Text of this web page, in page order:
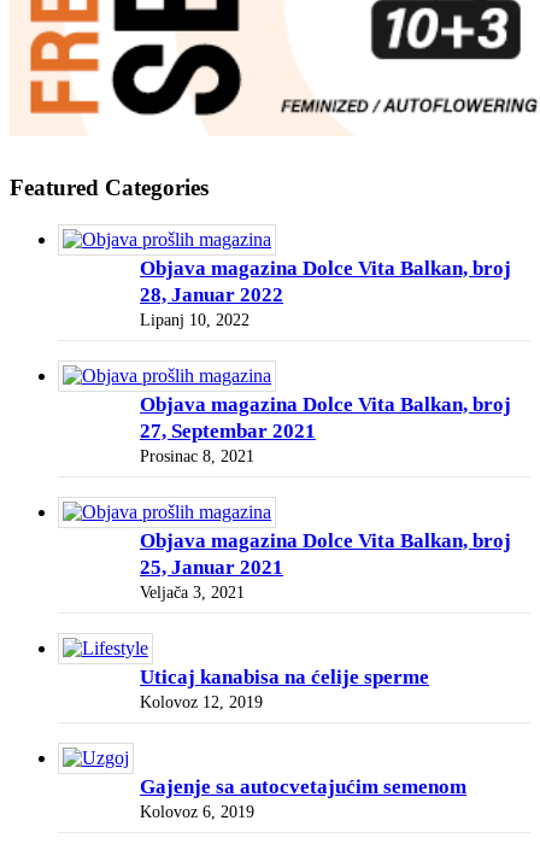
Featured Categories
Objava magazina Dolce Vita Balkan, broj
28, Januar 2022
Lipanj 10, 2022
Objava magazina Dolce Vita Balkan, broj
27, Septembar 2021
Prosinac 8, 2021
Objava magazina Dolce Vita Balkan, broj
25, Januar 2021
Veljača 3, 2021
Uticaj kanabisa na ćelije sperme
Kolovoz 12, 2019
Gajenje sa autocvetajućim semenom
Kolovoz 6, 2019